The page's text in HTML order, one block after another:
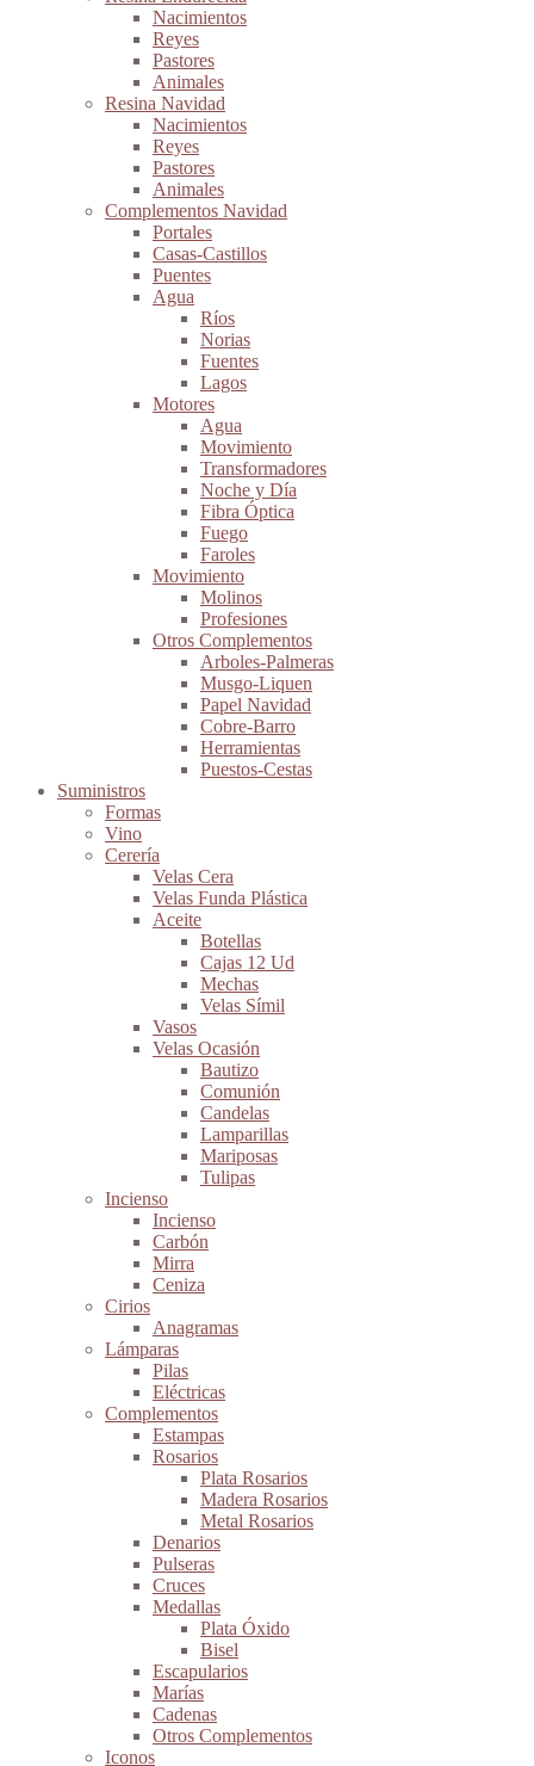
Nacimientos
Reyes
Pastores
Animales
Resina Navidad
Nacimientos
Reyes
Pastores
Animales
Complementos Navidad
Portales
Casas-Castillos
Puentes
Agua
Ríos
Norias
Fuentes
Lagos
Motores
Agua
Movimiento
Transformadores
Noche y Día
Fibra Óptica
Fuego
Faroles
Movimiento
Molinos
Profesiones
Otros Complementos
Arboles-Palmeras
Musgo-Liquen
Papel Navidad
Cobre-Barro
Herramientas
Puestos-Cestas
Suministros
Formas
Vino
Cerería
Velas Cera
Velas Funda Plástica
Aceite
Botellas
Cajas 12 Ud
Mechas
Velas Símil
Vasos
Velas Ocasión
Bautizo
Comunión
Candelas
Lamparillas
Mariposas
Tulipas
Incienso
Incienso
Carbón
Mirra
Ceniza
Cirios
Anagramas
Lámparas
Pilas
Eléctricas
Complementos
Estampas
Rosarios
Plata Rosarios
Madera Rosarios
Metal Rosarios
Denarios
Pulseras
Cruces
Medallas
Plata Óxido
Bisel
Escapularios
Marías
Cadenas
Otros Complementos
Iconos